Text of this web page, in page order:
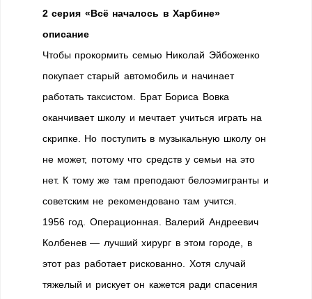
2 серия «Всё началось в Харбине»
описание
Чтобы прокормить семью Николай Эйбоженко
покупает старый автомобиль и начинает
работать таксистом. Брат Бориса Вовка
оканчивает школу и мечтает учиться играть на
скрипке. Но поступить в музыкальную школу он
не может, потому что средств у семьи на это
нет. К тому же там преподают белоэмигранты и
советским не рекомендовано там учится.
1956 год. Операционная. Валерий Андреевич
Колбенев — лучший хирург в этом городе, в
этот раз работает рискованно. Хотя случай
тяжелый и рискует он кажется ради спасения